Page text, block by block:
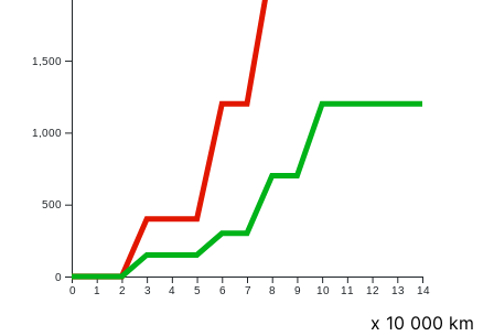
0 1 2 3 4 5 6 7 8 9 10 11 12 13 14
0
500
1,000
1,500
x 10 000 km